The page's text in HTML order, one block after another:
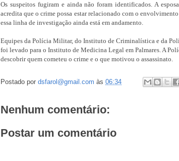
Os suspeitos fugiram e ainda não foram identificados. A
acredita que o crime possa estar relacionado com o
essa linha de investigação ainda está em andamento.
Equipes da Polícia Militar, do Instituto de Criminalística e da
foi levado para o Instituto de Medicina Legal em Palmares. A
descobrir quem cometeu o crime e o que motivou o assassinato.
Postado por dsfarol@gmail.com às 06:34
Nenhum comentário:
Postar um comentário